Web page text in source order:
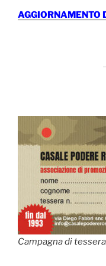
Campagna di